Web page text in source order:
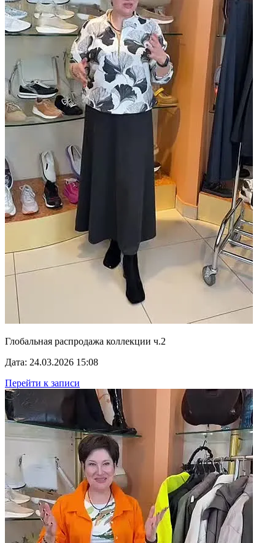
Глобальная распродажа коллекции ч.2
Дата: 24.03.2026 15:08
Перейти к записи